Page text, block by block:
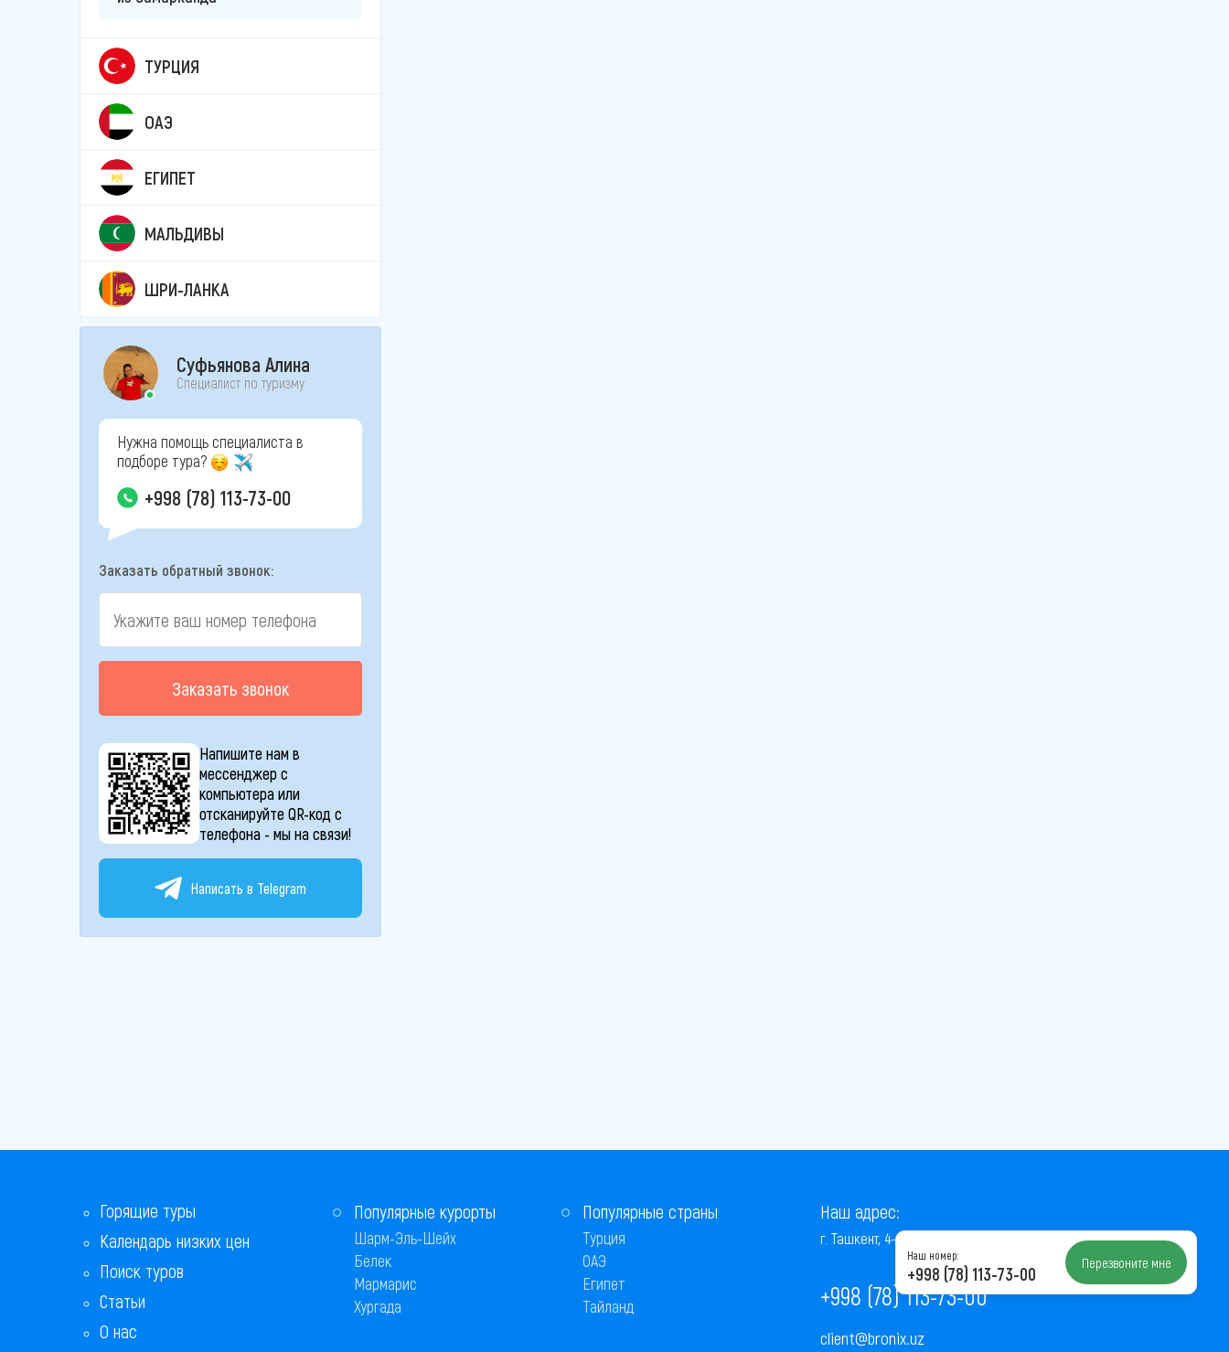
ТУРЦИЯ
ОАЭ
ЕГИПЕТ
МАЛЬДИВЫ
ШРИ-ЛАНКА
Суфьянова Алина
Специалист по туризму
Нужна помощь специалиста в
подборе тура?
+998 (78) 113-73-00
Заказать обратный звонок:
Заказать звонок
Напишите нам в
мессенджер с
компьютера или
отсканируйте QR-код с
телефона - мы на связи!
Написать в Telegram
Горящие туры
Календарь низких цен
Поиск туров
Статьи
О нас
Популярные курорты
Шарм-Эль-Шейх
Белек
Мармарис
Хургада
Популярные страны
Турция
ОАЭ
Египет
Тайланд
Наш адрес:
г. Ташкент, 4-й проезд Ниёзбек Йули, 7
+998 (78) 113-73-00
client@bronix.uz
Наш номер:
+998 (78) 113-73-00 Перезвоните мне